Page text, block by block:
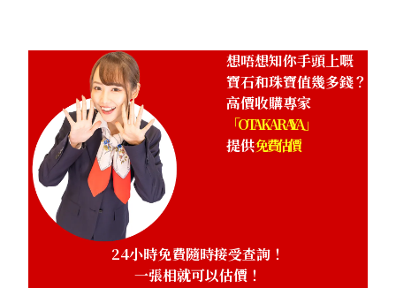
Mikimoto pearl drop shape necklace
想唔想知你手頭上嘅
寶石和珠寶值幾多錢？
高價收購專家
「OTAKARAYA」
提供免費估價
24小時免費隨時接受查詢！
一張相就可以估價！